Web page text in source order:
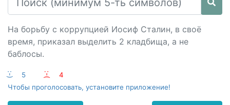
На борьбу с коррупцией Иосиф Сталин, в своё
время, приказал выделить 2 кладбища, а не
баблосы.
:-) 5 :-(
4
Чтобы проголосовать, установите приложение!